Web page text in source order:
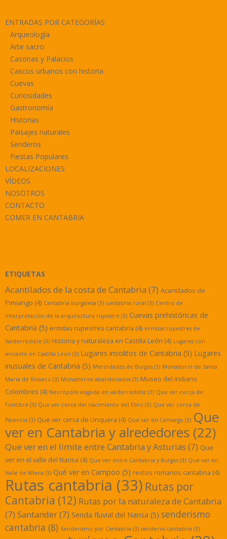
ENTRADAS POR CATEGORÍAS
Arqueología
Arte sacro
Casonas y Palacios
Cascos urbanos con historia
Cuevas
Curiosidades
Gastronomía
Historias
Paisajes naturales
Senderos
Fiestas Populares
LOCALIZACIONES
VÍDEOS
NOSOTROS
CONTACTO
COMER EN CANTABRIA
ETIQUETAS
Acantilados de la costa de Cantabria (7) Acantilados de
Pimiango (4) Cantabria burgalesa (3) cantabria rural (3) Centro de
interpretación de la arquitectura rupestre (3) Cuevas prehistóricas de
Cantabria (5) ermitas rupestres cantabria (4) ermitas rupestres de
Valderredible (3) Historia y naturaleza en Castilla León (4) Lugares con
encanto en Castilla Leon (3) Lugares insolitos de Cantabria (5) Lugares
inusuales de Cantabria (5) Merindades de Burgos (3) Monasterio de Santa
Maria de Rioseco (3) Monasterios abandonados (3) Museo del Indiano
Colombres (4) Necrópolis visigoda en valderredible (3) Que ver cerca de
Fontibre (3) Que ver cerca del nacimiento del Ebro (3) Que ver cerca de
Palencia (3) Que ver cerca de Unquera (4) Que ver en Camargo (3) Que
ver en Cantabria y alrededores (22)
Que ver en el limite entre Cantabria y Asturias (7) Que
ver en el valle del Nansa (4) Que ver entre Cantabria y Burgos (3) Que ver en
Valle de Miera (3) Qué ver en Campoo (5) restos romanos cantabria (4)
Rutas cantabria (33) Rutas por
Cantabria (12) Rutas por la naturaleza de Cantabria
(7) Santander(7) Senda fluvial del Nansa (5) senderismo
cantabria (8) Senderismo por Cantabria (3) senderos cantabria (3)